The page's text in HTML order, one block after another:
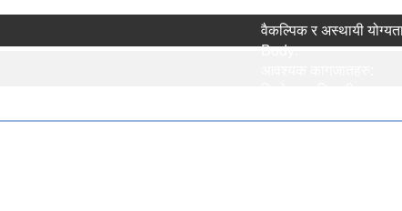
वैकल्पिक र अस्थायी
Body: